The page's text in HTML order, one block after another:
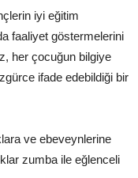
iyi eğitim
faaliyet göstermelerini
her çocuğun bilgiye
ifade edebildiği bir
ve ebeveynlerine
zumba ile eğlenceli